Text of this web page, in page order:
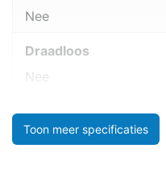
Nee
Draadloos
Nee
Toon meer specificaties